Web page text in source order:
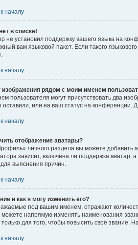
началу
в списке!
не установил поддержку вашего языка на
вам языковой пакет. Если такого
началу
изображения рядом с моим именем
пользователя могут присутствовать два
или на ваш статус на конференции.
началу
отображение аватары?
личного раздела вы можете добавить
зависит, включена ли поддержка аватар,
выяснения причин.
началу
и как я могу изменить его?
под вашим именем, отражают
напрямую изменять наименования
для того, чтобы повысить своё звание.
началу